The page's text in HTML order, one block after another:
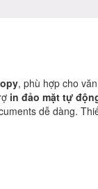
, phù hợp cho văn
in đảo mặt tự
dễ dàng.